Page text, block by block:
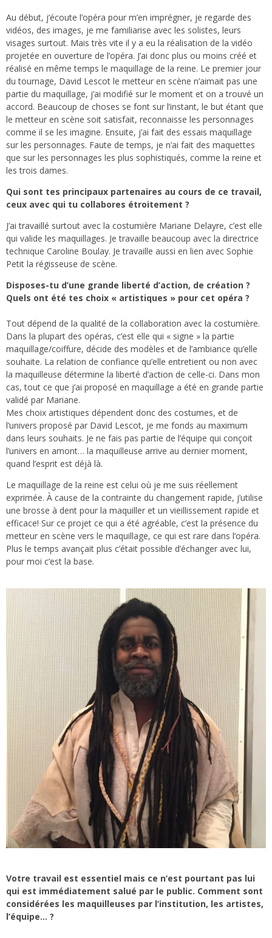
Au début, j’écoute l’opéra pour m’en imprégner, je regarde des
vidéos, des images, je me familiarise avec les solistes, leurs
visages surtout. Mais très vite il y a eu la réalisation de la vidéo
projetée en ouverture de l’opéra. J’ai donc plus ou moins créé et
réalisé en même temps le maquillage de la reine. Le premier jour
du tournage, David Lescot le metteur en scène n’aimait pas une
partie du maquillage, j’ai modifié sur le moment et on a trouvé un
accord. Beaucoup de choses se font sur l’instant, le but étant que
le metteur en scène soit satisfait, reconnaisse les personnages
comme il se les imagine. Ensuite, j’ai fait des essais maquillage
sur les personnages. Faute de temps, je n’ai fait des maquettes
que sur les personnages les plus sophistiqués, comme la reine et
les trois dames.
Qui sont tes principaux partenaires au cours de ce travail,
ceux avec qui tu collabores étroitement ?
J’ai travaillé surtout avec la costumière Mariane Delayre, c’est elle
qui valide les maquillages. Je travaille beaucoup avec la directrice
technique Caroline Boulay. Je travaille aussi en lien avec Sophie
Petit la régisseuse de scène.
Disposes-tu d’une grande liberté d’action, de création ?
Quels ont été tes choix « artistiques » pour cet opéra ?
Tout dépend de la qualité de la collaboration avec la costumière.
Dans la plupart des opéras, c’est elle qui « signe » la partie
maquillage/coiffure, décide des modèles et de l’ambiance qu’elle
souhaite. La relation de confiance qu’elle entretient ou non avec
la maquilleuse détermine la liberté d’action de celle-ci. Dans mon
cas, tout ce que j’ai proposé en maquillage a été en grande partie
validé par Mariane.
Mes choix artistiques dépendent donc des costumes, et de
l’univers proposé par David Lescot, je me fonds au maximum
dans leurs souhaits. Je ne fais pas partie de l’équipe qui conçoit
l’univers en amont… la maquilleuse arrive au dernier moment,
quand l’esprit est déjà là.
Le maquillage de la reine est celui où je me suis réellement
exprimée. À cause de la contrainte du changement rapide, j’utilise
une brosse à dent pour la maquiller et un vieillissement rapide et
efficace! Sur ce projet ce qui a été agréable, c’est la présence du
metteur en scène vers le maquillage, ce qui est rare dans l’opéra.
Plus le temps avançait plus c’était possible d’échanger avec lui,
pour moi c’est la base.
Votre travail est essentiel mais ce n’est pourtant pas lui
qui est immédiatement salué par le public. Comment sont
considérées les maquilleuses par l’institution, les artistes,
l’équipe… ?